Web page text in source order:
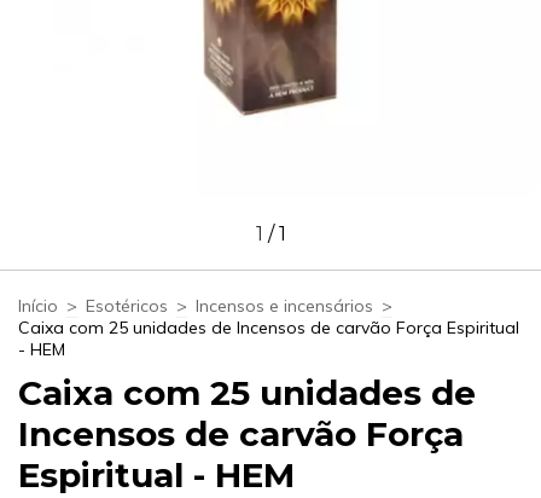
1 /1
Início > Esotéricos > Incensos e incensários >
Caixa com 25 unidades de Incensos de carvão Força Espiritual
- HEM
Caixa com 25 unidades de
Incensos de carvão Força
Espiritual - HEM